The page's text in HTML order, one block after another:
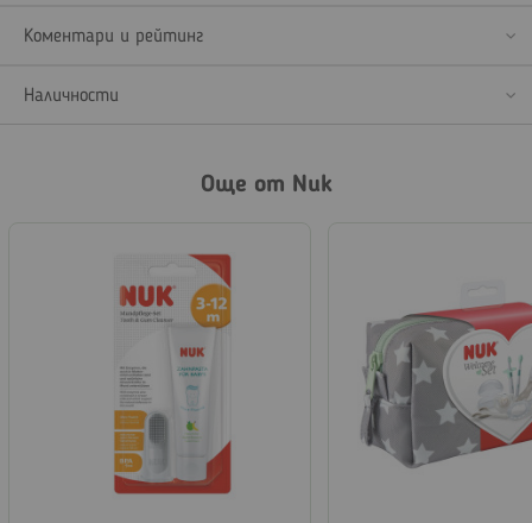
Коментари и рейтинг
Наличности
Още от Nuk